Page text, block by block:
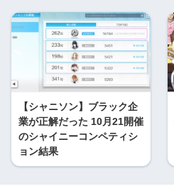
【シャニソン】ブラック企
業が正解だった 10月21開催
のシャイニーコンペティシ
ョン結果